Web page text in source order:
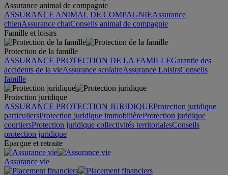
Assurance animal de compagnie
ASSURANCE ANIMAL DE COMPAGNIEAssurance
chienAssurance chatConseils animal de compagnie
Famille et loisirs
Protection de la famille
ASSURANCE PROTECTION DE LA FAMILLEGarantie des
accidents de la vieAssurance scolaireAssurance LoisirsConseils
famille
Protection juridique
ASSURANCE PROTECTION JURIDIQUEProtection juridique
particuliersProtection juridique immobilièreProtection juridique
courtiersProtection juridique collectivités territorialesConseils
protection juridique
Epargne et retraite
Assurance vie